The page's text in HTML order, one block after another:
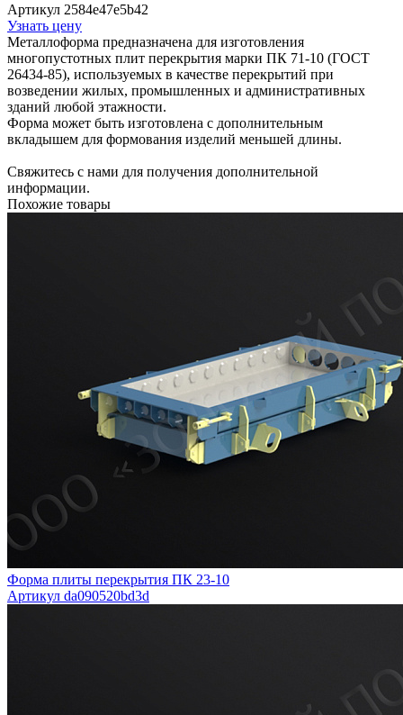
Артикул 2584e47e5b42
Узнать цену
Металлоформа предназначена для изготовления
многопустотных плит перекрытия марки ПК 71-10 (ГОСТ
26434-85), используемых в качестве перекрытий при
возведении жилых, промышленных и административных
зданий любой этажности.
Форма может быть изготовлена с дополнительным
вкладышем для формования изделий меньшей длины.
Свяжитесь с нами для получения дополнительной
информации.
Похожие товары
Форма плиты перекрытия ПК 23-10
Артикул da090520bd3d